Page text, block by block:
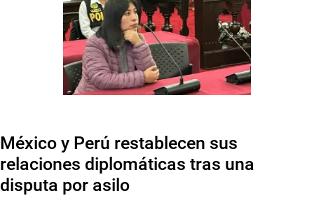
México y Perú restablecen sus
relaciones diplomáticas tras una
disputa por asilo